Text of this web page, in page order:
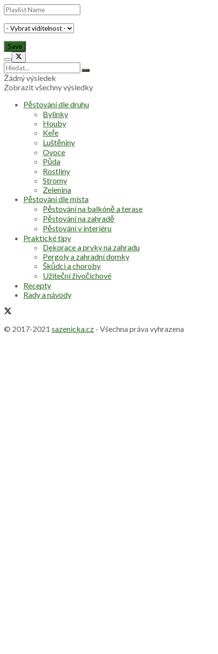
Žádný výsledek
Zobrazit všechny výsledky
Pěstování dle druhu
Bylinky
Houby
Keře
Luštěniny
Ovoce
Půda
Rostliny
Stromy
Zelenina
Pěstování dle místa
Pěstování na balkóně a terase
Pěstování na zahradě
Pěstování v interiéru
Praktické tipy
Dekorace a prvky na zahradu
Pergoly a zahradní domky
Škůdci a choroby
Užiteční živočichové
Recepty
Rady a návody
© 2017-2021 sazenicka.cz - Všechna práva vyhrazena